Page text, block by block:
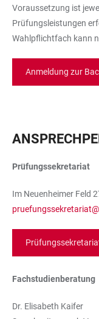
Voraussetzung ist
Prüfungsleistungen
Wahlpflichtfach kann
Anmeldung zur
Prüfungssekretariat
Im Neuenheimer Feld
Fachstudienberatung
Dr. Elisabeth Kaifer